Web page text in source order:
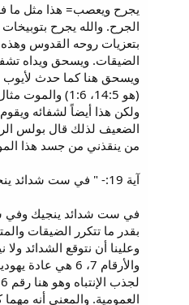
يجرح ويعصب= هذا مثل ما
الجرح. والله يجرح
بتعزيات روحه القدوس وهذه
الضيقات. ويسحق ويداه
ويسحق هنا كما حدث لأيوب
(هو 14:5، 1:6)
ولكن هذا أيضاً لشفائه
الضعيف لذلك قال بولس
من ينقذني من جسد هذا الموت
آية 19:- " في ست شدائد ينجيك وفي سبع لا يمسك سوء".
في ست شدائد ينجيك وفي
بقدر ما تتكرر الضيقات
وعلينا أن نتوقع الشدائد
والأرقام 7، 6 هي
العمومية. والمعني أنه